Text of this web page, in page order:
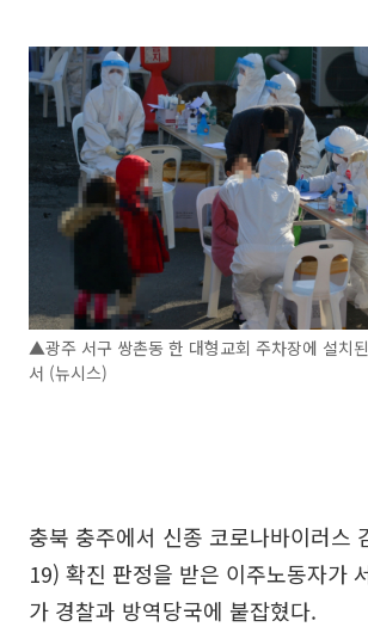
▲광주 서구 쌍촌동 한 대형교회 주차장에 설치
서 (뉴시스)
충북 충주에서 신종 코로나바이러스
19) 확진 판정을 받은 이주노동자가
가 경찰과 방역당국에 붙잡혔다.